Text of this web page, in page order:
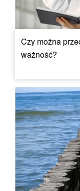
Czy można
ważność?